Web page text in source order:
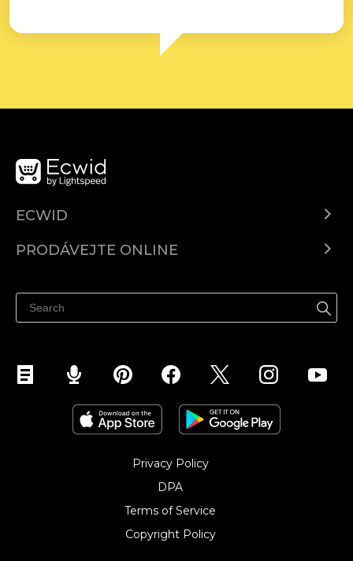
ECWID
Ceny
PRODÁVEJTE ONLINE
Prodávejte na Facebooku
Prodávejte na Instagramu
Privacy Policy
DPA
Terms of Service
Copyright Policy‎